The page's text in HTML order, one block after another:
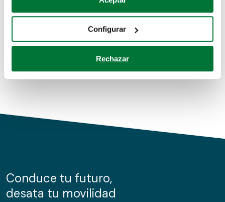
Recopilar información sobre su ubicación geográfica
Identificar su dispositivo analizándolo activamente
para buscar características específicas (huellas
Obtenga más información sobre cómo se procesan sus
de cookies.
información sobre el uso que haga del sitio web con
nuestros partners de redes sociales, publicidad y análisis
Configurar
Rechazar
Coches de km0
Conduce tu futuro,
desata tu movilidad